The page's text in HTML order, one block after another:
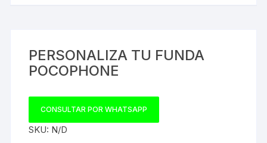
PERSONALIZA TU FUNDA
POCOPHONE
CONSULTAR POR WHATSAPP
SKU: N/D